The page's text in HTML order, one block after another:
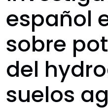
español
sobre
del
suelos